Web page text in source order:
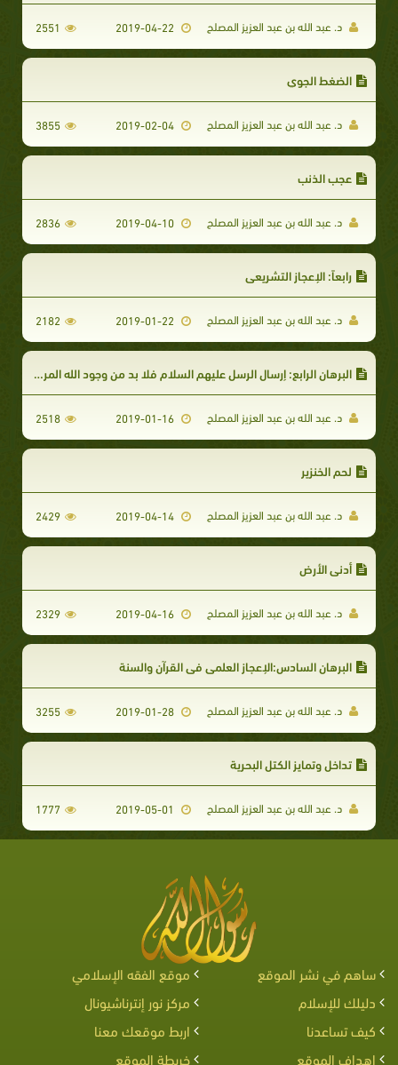
د. عبد الله بن عبد العزيز المصلح 2551
الضغط الجوي
د. عبد الله بن عبد العزيز المصلح 3855
عجب الذنب
د. عبد الله بن عبد العزيز المصلح 2836
رابعاً: الإعجاز التشريعي
د. عبد الله بن عبد العزيز المصلح 2182
البرهان الرابع: إرسال الرسل عليهم السلام فلا بد من وجود الله المرسل
د. عبد الله بن عبد العزيز المصلح 2518
لحم الخنزير
د. عبد الله بن عبد العزيز المصلح 2429
أدنى الأرض
د. عبد الله بن عبد العزيز المصلح 2329
البرهان السادس:الإعجاز العلمي في القرآن والسنة
د. عبد الله بن عبد العزيز المصلح 3255
تداخل وتمايز الكتل البحرية
د. عبد الله بن عبد العزيز المصلح 1777
ساهم في نشر الموقع
موقع الفقه الإسلامي
دليلك للإسلام
مركز نور إنترناشيونال
كيف تساعدنا
اربط موقعك معنا
اهداف الموقع
خريطة الموقع